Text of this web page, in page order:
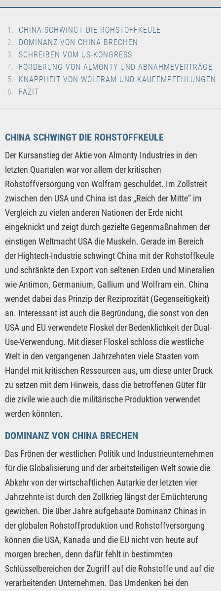
CHINA SCHWINGT DIE ROHSTOFFKEULE
DOMINANZ VON CHINA BRECHEN
SCHREIBEN VOM US-KONGRESS
FÖRDERUNG VON ALMONTY UND ABNAHMEVERTRÄGE
KNAPPHEIT VON WOLFRAM UND KAUFEMPFEHLUNGEN
FAZIT
CHINA SCHWINGT DIE ROHSTOFFKEULE
Der Kursanstieg der Aktie von Almonty Industries in den
letzten Quartalen war vor allem der kritischen
Rohstoffversorgung von Wolfram geschuldet. Im Zollstreit
zwischen den USA und China ist das „Reich der Mitte“ im
Vergleich zu vielen anderen Nationen der Erde nicht
eingeknickt und zeigt durch gezielte Gegenmaßnahmen der
einstigen Weltmacht USA die Muskeln. Gerade im Bereich
der Hightech-Industrie schwingt China mit der Rohstoffkeule
und schränkte den Export von seltenen Erden und Mineralien
wie Antimon, Germanium, Gallium und Wolfram ein. China
wendet dabei das Prinzip der Reziprozität (Gegenseitigkeit)
an. Interessant ist auch die Begründung, die sonst von den
USA und EU verwendete Floskel der Bedenklichkeit der Dual-
Use-Verwendung. Mit dieser Floskel schloss die westliche
Welt in den vergangenen Jahrzehnten viele Staaten vom
Handel mit kritischen Ressourcen aus, um diese unter Druck
zu setzen mit dem Hinweis, dass die betroffenen Güter für
die zivile wie auch die militärische Produktion verwendet
werden könnten.
DOMINANZ VON CHINA BRECHEN
Das Frönen der westlichen Politik und Industrieunternehmen
für die Globalisierung und der arbeitsteiligen Welt sowie die
Abkehr von der wirtschaftlichen Autarkie der letzten vier
Jahrzehnte ist durch den Zollkrieg längst der Ernüchterung
gewichen. Die über Jahre aufgebaute Dominanz Chinas in
der globalen Rohstoffproduktion und Rohstoffversorgung
können die USA, Kanada und die EU nicht von heute auf
morgen brechen, denn dafür fehlt in bestimmten
Schlüsselbereichen der Zugriff auf die Rohstoffe und auf die
verarbeitenden Unternehmen. Das Umdenken bei den